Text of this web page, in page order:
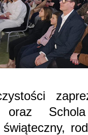
oraz
świąteczny,